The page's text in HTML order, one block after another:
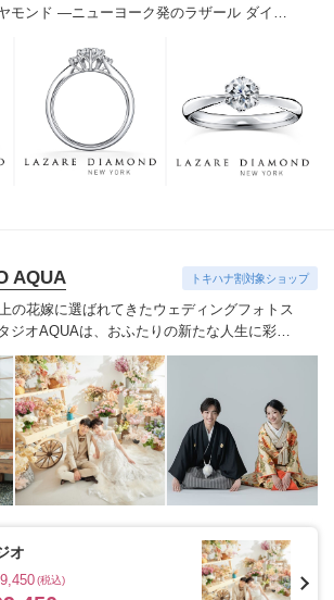
モンド ―ニューヨーク発のラザール ダイヤ
を超えた今もなおダイヤモンドの美しい輝き
続けています。私たちの願いは、この生涯変
ン＆オンリーの輝きを幸せの象徴として、い
と、身に着けていただくことです。
AQUA トキハナ割対象ショップ
の花嫁に選ばれてきたウェディングフォトス
ジオAQUAは、おふたりの新たな人生に彩り
最高のウェディングフォト”のお手伝いをさせ
ます。1枚の写真のチカラを信じて
オ
(税込)